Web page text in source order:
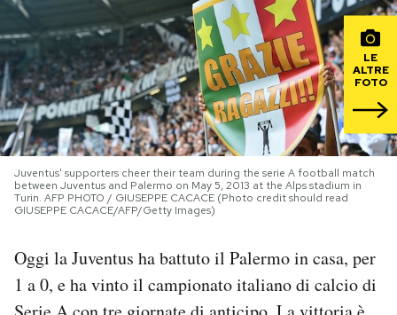
Mondiali calcio 2026
PODCAST
NEWSLETTER
I MIEI PREFERITI
SHOP
LE
ALTRE
FOTO
Juventus' supporters cheer their team during the serie A football match
between Juventus and Palermo on May 5, 2013 at the Alps stadium in
Turin. AFP PHOTO / GIUSEPPE CACACE (Photo credit should read
GIUSEPPE CACACE/AFP/Getty Images)
Oggi la Juventus ha battuto il Palermo in casa, per
1 a 0, e ha vinto il campionato italiano di calcio di